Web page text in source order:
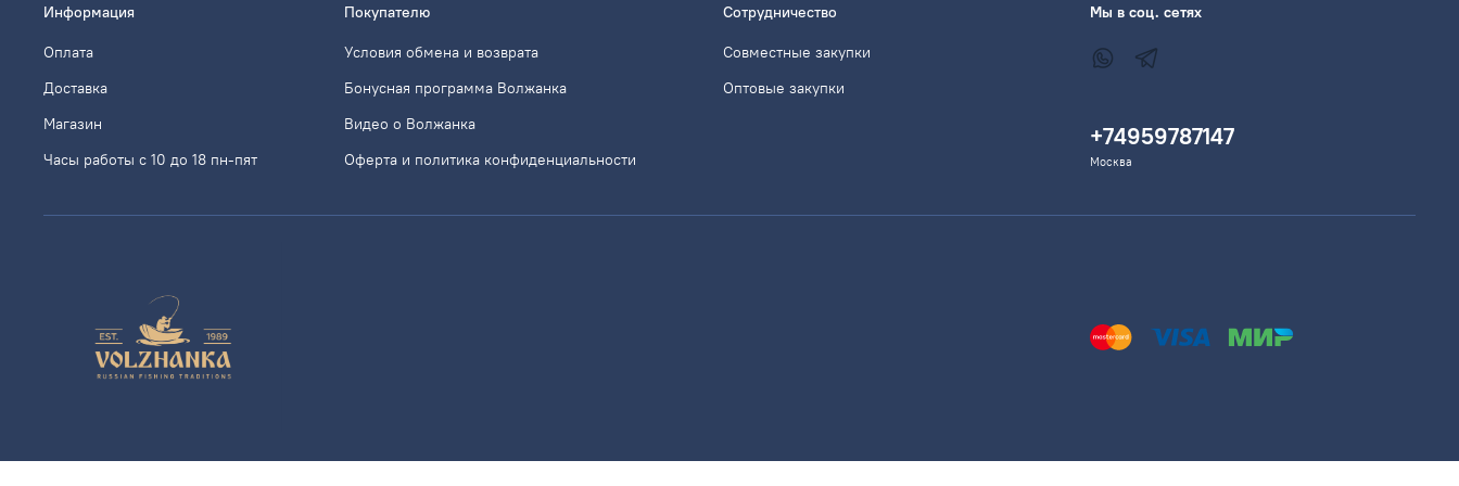
Информация
Оплата
Доставка
Магазин
Часы работы с 10 до 18 пн-пят
Покупателю
Условия обмена и возврата
Бонусная программа Волжанка
Видео о Волжанка
Оферта и политика конфиденциальности
Сотрудничество
Совместные закупки
Оптовые закупки
Мы в соц. сетях
+74959787147
Москва